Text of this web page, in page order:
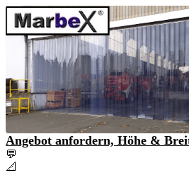
Angebot anfordern, Höhe &
💬
📐